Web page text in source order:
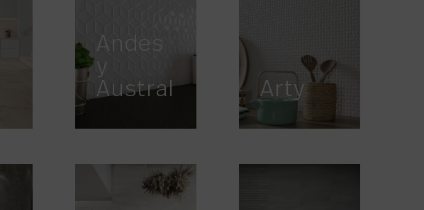
Andes
y
Austral
Arty